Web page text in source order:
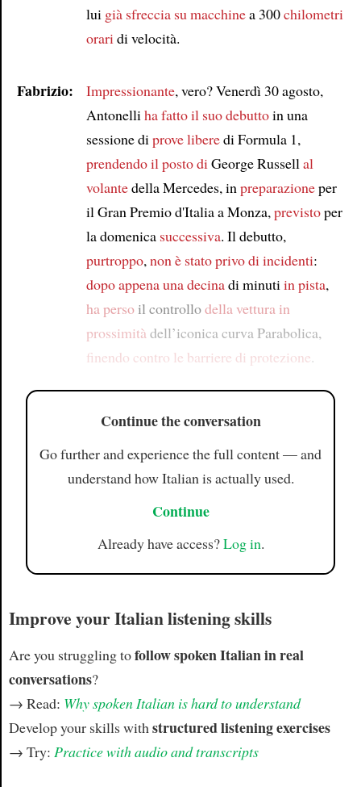
lui già sfreccia su macchinea 300chilometri
orari di velocità.
Fabrizio: Impressionante, vero? Venerdì 30 agosto,
Antonelli ha fatto il suo debuttoin una
sessione di prove liberedi Formula 1,
prendendo il posto di George Russell al
volantedella Mercedes, in preparazioneper
il Gran Premio d'Italia a Monza, previstoper
la domenica successiva. Il debutto,
purtroppo, non è stato privo di incidenti:
dopo appena una decinadi minuti in pista,
ha persoil controllodella vettura in
prossimità dell’iconica curva Parabolica,
finendo contro le barriere di protezione.
Continue the conversation
Go further and experience the full content — and
understand how Italian is actually used.
Continue
Already have access?Log in.
Improve your Italian listening skills
Are you struggling tofollow spoken Italian in real
conversations?
→ Read: Why spoken Italian is hard to understand
Develop your skills withstructured listening exercises
→ Try: Practice with audio and transcripts